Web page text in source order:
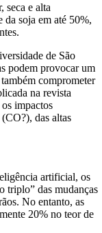
seca e alta
soja em até 50%,
de São
podem provocar um
comprometer
na revista
impactos
das altas
artificial, os
triplo” das mudanças
No entanto, as
20% no teor de